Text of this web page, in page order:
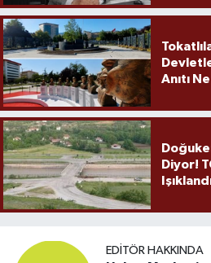
Anıtı
Diyor!
EDITÖR HAKKINDA